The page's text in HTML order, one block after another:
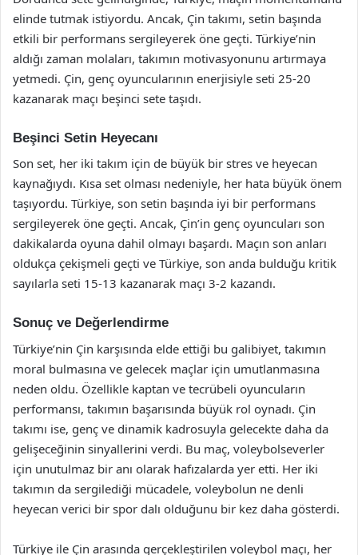
elinde tutmak istiyordu. Ancak, Çin takımı, setin başında
etkili bir performans sergileyerek öne geçti. Türkiye’nin
aldığı zaman molaları, takımın motivasyonunu artırmaya
yetmedi. Çin, genç oyuncularının enerjisiyle seti 25-20
kazanarak maçı beşinci sete taşıdı.
Beşinci Setin Heyecanı
Son set, her iki takım için de büyük bir stres ve heyecan
kaynağıydı. Kısa set olması nedeniyle, her hata büyük önem
taşıyordu. Türkiye, son setin başında iyi bir performans
sergileyerek öne geçti. Ancak, Çin’in genç oyuncuları son
dakikalarda oyuna dahil olmayı başardı. Maçın son anları
oldukça çekişmeli geçti ve Türkiye, son anda bulduğu kritik
sayılarla seti 15-13 kazanarak maçı 3-2 kazandı.
Sonuç ve Değerlendirme
Türkiye’nin Çin karşısında elde ettiği bu galibiyet, takımın
moral bulmasına ve gelecek maçlar için umutlanmasına
neden oldu. Özellikle kaptan ve tecrübeli oyuncuların
performansı, takımın başarısında büyük rol oynadı. Çin
takımı ise, genç ve dinamik kadrosuyla gelecekte daha da
gelişeceğinin sinyallerini verdi. Bu maç, voleybolseverler
için unutulmaz bir anı olarak hafızalarda yer etti. Her iki
takımın da sergilediği mücadele, voleybolun ne denli
heyecan verici bir spor dalı olduğunu bir kez daha gösterdi.
Türkiye ile Çin arasında gerçekleştirilen voleybol maçı, her